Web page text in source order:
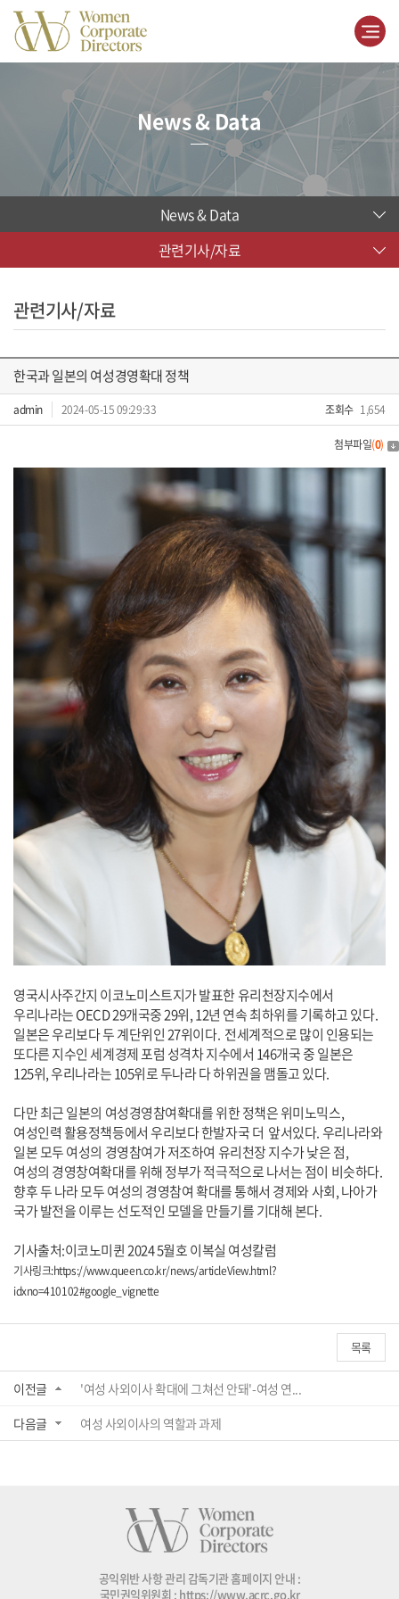
News & Data
News & Data
관련기사/자료
관련기사/자료
한국과 일본의 여성경영확대 정책
admin 2024-05-15 09:29:33 조회수 1,654
첨부파일(0)
영국시사주간지 이코노미스트지가 발표한 유리천장지수에서
우리나라는 OECD 29개국중 29위, 12년 연속 최하위를 기록하고 있다.
일본은 우리보다 두 계단위인 27위이다. 전세계적으로 많이 인용되는
또다른 지수인 세계경제 포럼 성격차 지수에서 146개국 중 일본은
125위, 우리나라는 105위로 두나라 다 하위권을 맴돌고 있다.
다만 최근 일본의 여성경영참여확대를 위한 정책은 위미노믹스,
여성인력 활용정책등에서 우리보다 한발자국 더 앞서있다. 우리나라와
일본 모두 여성의 경영참여가 저조하여 유리천장 지수가 낮은 점,
여성의 경영창여확대를 위해 정부가 적극적으로 나서는 점이 비슷하다.
향후 두 나라 모두 여성의 경영참여 확대를 통해서 경제와 사회, 나아가
국가 발전을 이루는 선도적인 모델을 만들기를 기대해 본다.
기사출처:이코노미퀸 2024 5월호 이복실 여성칼럼
기사링크:https://www.queen.co.kr/news/articleView.html?
idxno=410102#google_vignette
목록
이전글
'여성 사외이사 확대에 그쳐선 안돼'-여성 연...
다음글
여성 사외이사의 역할과 과제
공익위반 사항 관리 감독기관 홈페이지 안내 :
국민권익위원회 : https://www.acrc.go.kr